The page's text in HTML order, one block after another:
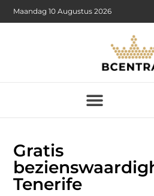
Maandag 10 Augustus 2026
Gratis
Tenerife